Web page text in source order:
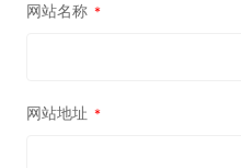
网站名称 *
网站地址 *